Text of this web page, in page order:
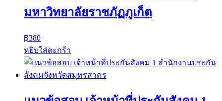
มหาวิทยาลัยราชภัฏภูเก็ต
฿380
หยิบใส่ตะกร้า